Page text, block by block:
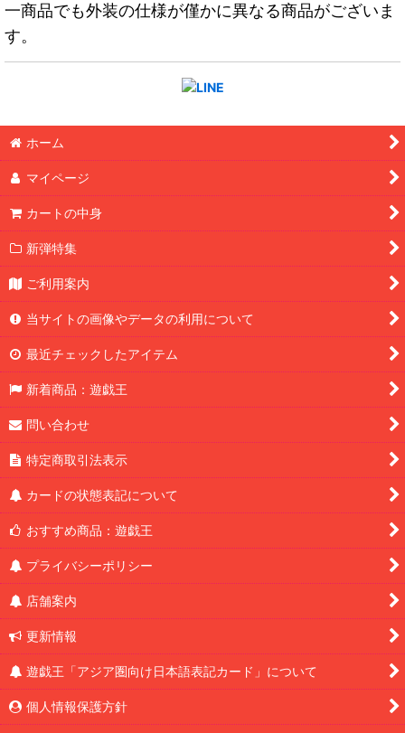
一商品でも外装の仕様が僅かに異なる商品がございま
す。
ホーム
マイページ
カートの中身
新弾特集
ご利用案内
当サイトの画像やデータの利用について
最近チェックしたアイテム
新着商品：遊戯王
問い合わせ
特定商取引法表示
カードの状態表記について
おすすめ商品：遊戯王
プライバシーポリシー
店舗案内
更新情報
遊戯王「アジア圏向け日本語表記カード」について
個人情報保護方針